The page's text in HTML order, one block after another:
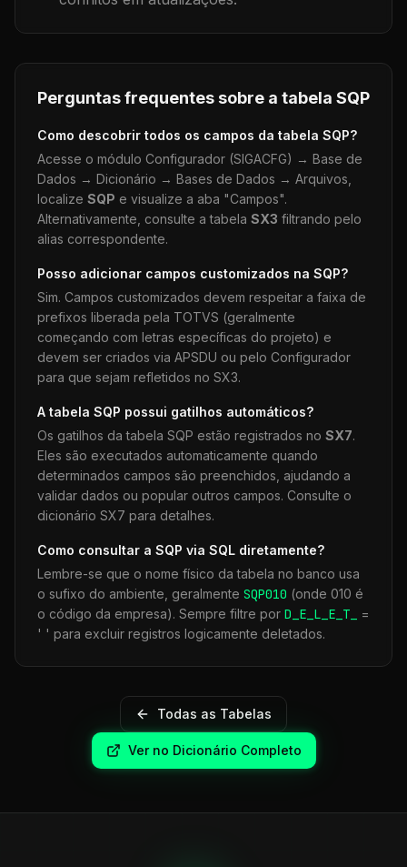
Perguntas frequentes sobre a tabela SQP
Como descobrir todos os campos da tabela SQP?
Acesse o módulo Configurador (SIGACFG) → Base de
Dados → Dicionário → Bases de Dados → Arquivos,
localize SQP e visualize a aba "Campos".
Alternativamente, consulte a tabela SX3 filtrando pelo
alias correspondente.
Posso adicionar campos customizados na SQP?
Sim. Campos customizados devem respeitar a faixa de
prefixos liberada pela TOTVS (geralmente
começando com letras específicas do projeto) e
devem ser criados via APSDU ou pelo Configurador
para que sejam refletidos no SX3.
A tabela SQP possui gatilhos automáticos?
Os gatilhos da tabela SQP estão registrados no SX7.
Eles são executados automaticamente quando
determinados campos são preenchidos, ajudando a
validar dados ou popular outros campos. Consulte o
dicionário SX7 para detalhes.
Como consultar a SQP via SQL diretamente?
Lembre-se que o nome físico da tabela no banco usa
o sufixo do ambiente, geralmente SQP010 (onde 010 é
o código da empresa). Sempre filtre por D_E_L_E_T_
=
' ' para excluir registros logicamente deletados.
Todas as Tabelas
Ver no Dicionário Completo